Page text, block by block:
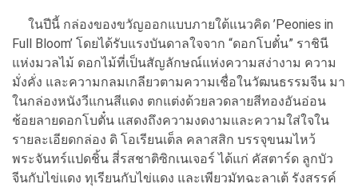
ในปีนี้ กล่องของขวัญออกแบบภายใต้แนวคิด ’Peonies in
Full Bloom’ โดยได้รับแรงบันดาลใจจาก “ดอกโบตั๋น” ราชินี
แห่งมวลไม้ ดอกไม้ที่เป็นสัญลักษณ์แห่งความสง่างาม ความ
มั่งคั่ง และความกลมเกลียวตามความเชื่อในวัฒนธรรมจีน มา
ในกล่องหนังวีแกนสีแดง ตกแต่งด้วยลวดลายสีทองอันอ่อน
ช้อยลายดอกโบตั๋น แสดงถึงความงดงามและความใส่ใจใน
รายละเอียดกล่อง ดิ โอเรียนเต็ล คลาสสิก บรรจุขนมไหว้
พระจันทร์แปดชิ้น สี่รสชาติซิกเนเจอร์ ได้แก่ คัสตาร์ด ลูกบัว
จีนกับไข่แดง ทุเรียนกับไข่แดง และเพียวมัทฉะลาเต้ รังสรรค์